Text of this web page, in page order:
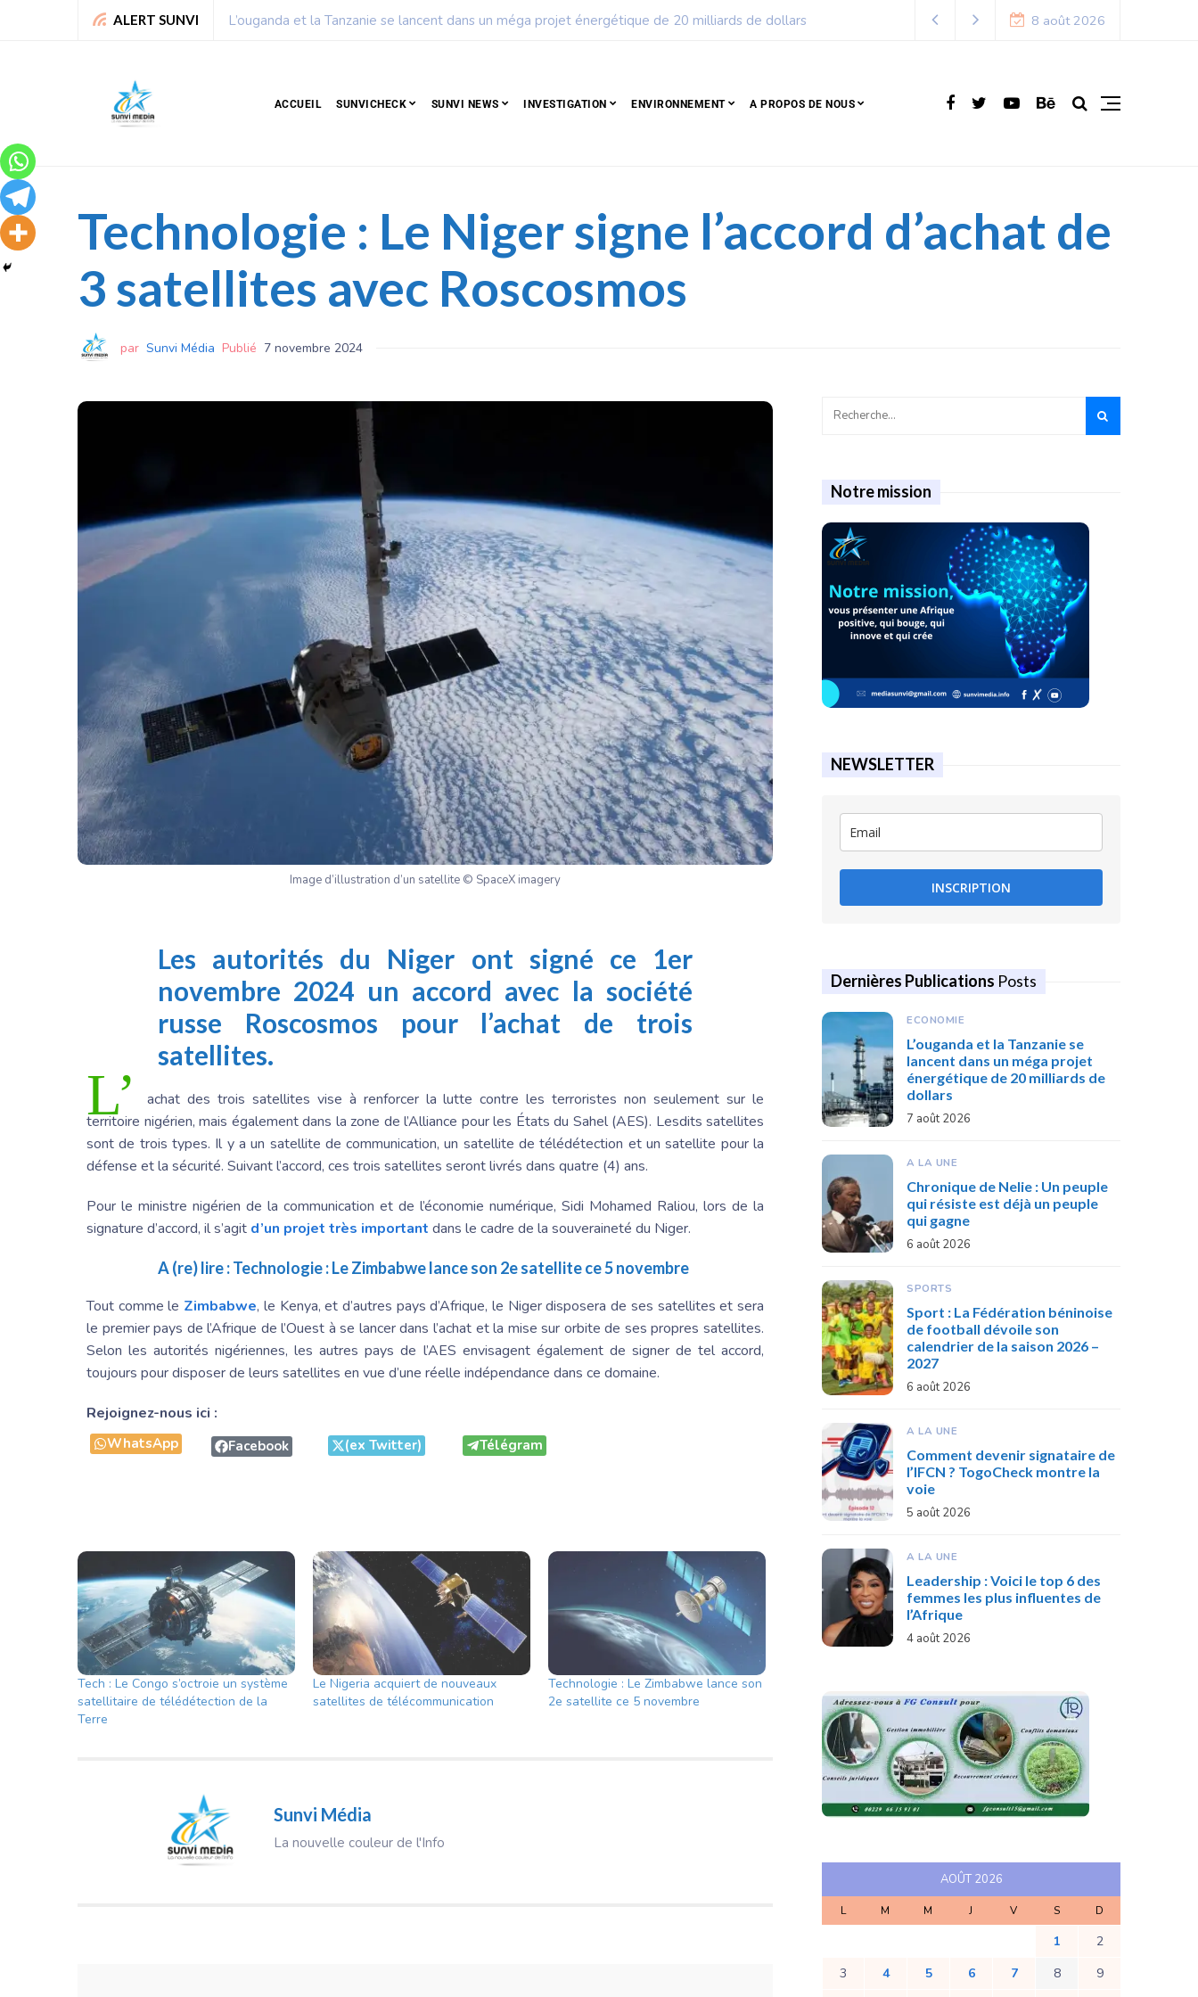
ALERT SUNVI
de dollars Chronique de Nelie : Un peuple qui résiste est déjà un peuple qui gagne 8 août 2026
ACCUEIL SUNVICHECK SUNVI NEWS INVESTIGATION ENVIRONNEMENT A PROPOS DE NOUS
Technologie : Le Niger signe l’accord d’achat de
3 satellites avec Roscosmos
par Sunvi Média Publié 7 novembre 2024
Image d’illustration d’un satellite © SpaceX imagery
Les autorités du Niger ont signé ce 1er
novembre 2024 un accord avec la société
russe Roscosmos pour l’achat de trois
satellites.
L’
achat des trois satellites vise à renforcer la lutte contre les terroristes non seulement sur le
territoire nigérien, mais également dans la zone de l’Alliance pour les États du Sahel (AES). Lesdits satellites
sont de trois types. Il y a un satellite de communication, un satellite de télédétection et un satellite pour la
défense et la sécurité. Suivant l’accord, ces trois satellites seront livrés dans quatre (4) ans.
Pour le ministre nigérien de la communication et de l’économie numérique, Sidi Mohamed Raliou, lors de la
signature d’accord, il s’agit d’un projet très important dans le cadre de la souveraineté du Niger.
A (re) lire :Technologie : Le Zimbabwe lance son 2e satellite ce 5 novembre
Tout comme le Zimbabwe, le Kenya, et d’autres pays d’Afrique, le Niger disposera de ses satellites et sera
le premier pays de l’Afrique de l’Ouest à se lancer dans l’achat et la mise sur orbite de ses propres satellites.
Selon les autorités nigériennes, les autres pays de l’AES envisagent également de signer de tel accord,
toujours pour disposer de leurs satellites en vue d’une réelle indépendance dans ce domaine.
Rejoignez-nous ici :
WhatsApp Facebook (ex Twitter) Télégram
Tech : Le Congo s’octroie un système
satellitaire de télédétection de la
Terre
Le Nigeria acquiert de nouveaux
satellites de télécommunication
Technologie : Le Zimbabwe lance son
2e satellite ce 5 novembre
Sunvi Média
La nouvelle couleur de l'Info
Notre mission
NEWSLETTER
INSCRIPTION
Dernières Publications Posts
ECONOMIE
L’ouganda et la Tanzanie se
lancent dans un méga projet
énergétique de 20 milliards de
dollars
7 août 2026
A LA UNE
Chronique de Nelie : Un peuple
qui résiste est déjà un peuple
qui gagne
6 août 2026
SPORTS
Sport : La Fédération béninoise
de football dévoile son
calendrier de la saison 2026 –
2027
6 août 2026
A LA UNE
Comment devenir signataire de
l’IFCN ? TogoCheck montre la
voie
5 août 2026
A LA UNE
Leadership : Voici le top 6 des
femmes les plus influentes de
l’Afrique
4 août 2026
AOÛT 2026
L M M J V S D
1
2
3
4 5 6 7 8 9